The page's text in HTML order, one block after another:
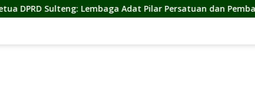
Adat Pilar Persatuan dan Pembangunan